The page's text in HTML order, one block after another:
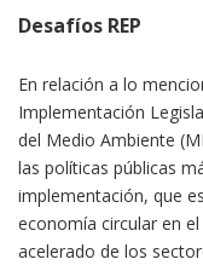
Desafíos REP
En relación a lo
Implementación
del Medio Ambiente
las políticas públicas
implementación, que
economía circular en
acelerado de los